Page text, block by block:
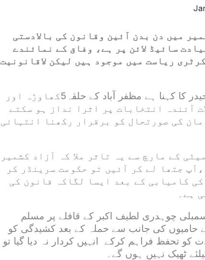
میں دن بدن آئین وقانون کی بالادستی
سائیڈ لائن پر ہے، وفاق کے نمائندے
ریاست میں موجود ہیں لیکن لاقانونیت
سینئر صحافی وتجزیہ نگار سید ابرار حیدر کا کہنا ہے مظفر آباد کے حلقہ5کھاوڑہ اور
آئندہ انتخابات پر اثرا نداز ہو سکتے
کی صورتحال کو برقرار رکھنا انتہائی
کے مارچ سے یہ تاثر ملا کہ آزاد کشمیر
جتھا لے کر آئیں تو حکومت سرینڈر کر
کامیابی کے بعد ایسا لگاکہ قانون کی
ہے۔
چوہدری لطیف اکبر کے قافلے پر مسلم
حامیوں کی جانب سے حملہ کے بعد کشیدگی کو
کو تحفظ فراہم کرکے انہیں کردار نہ دیا گیا تو
ٹھیک نہیں ہوں گے۔